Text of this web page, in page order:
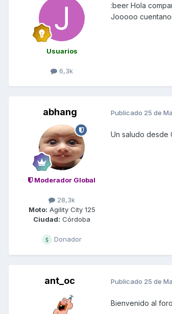
Usuarios
6,3k
:beer Hola
Jooooo
abhang
Moderador Global
28,3k
Moto: Agility City 125
Ciudad: Córdoba
Donador
Publicado 25 de
Un saludo desde
ant_oc Publicado 25 de
Bienvenido al